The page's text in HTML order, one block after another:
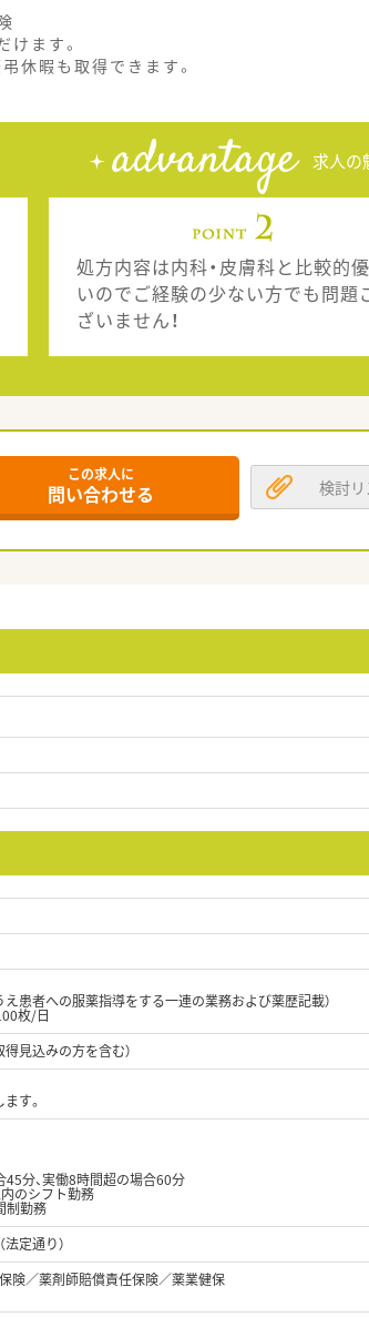
ます。
休暇も取得できます。
advantage 求人の
処方内容は内科・皮膚科と比較的
いのでご経験の少ない方でも問題
ざいません！
この求人に
問い合わせる 検討
患者への服薬指導をする一連の業務および薬歴記載）
枚/日
見込みの方を含む）
す。
分、実働8時間超の場合60分
のシフト勤務
制勤務
定通り）
険／薬剤師賠償責任保険／薬業健保